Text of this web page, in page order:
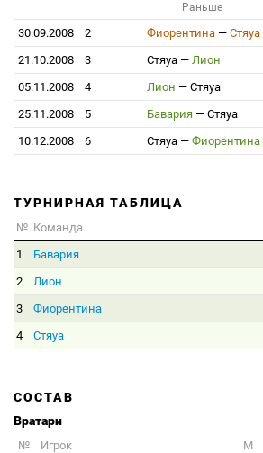
Раньше
30.09.2008 2 Фиорентина — Стяуа
21.10.2008
3 Стяуа — Лион
05.11.2008
4 Лион — Стяуа
25.11.2008
5 Бавария — Стяуа
10.12.2008
6 Стяуа — Фиорентина
ТУРНИРНАЯ ТАБЛИЦА
№ Команда
1
Бавария
2
Лион
3
Фиорентина
4
Стяуа
СОСТАВ
Вратари
№ Игрок M